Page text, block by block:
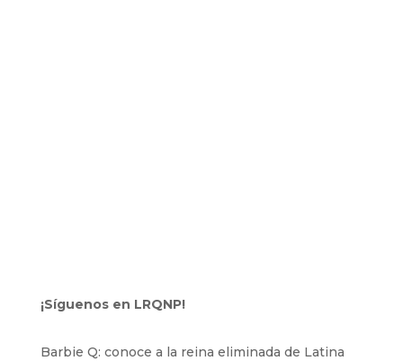
¡Síguenos en LRQNP!
Barbie Q: conoce a la reina eliminada de Latina